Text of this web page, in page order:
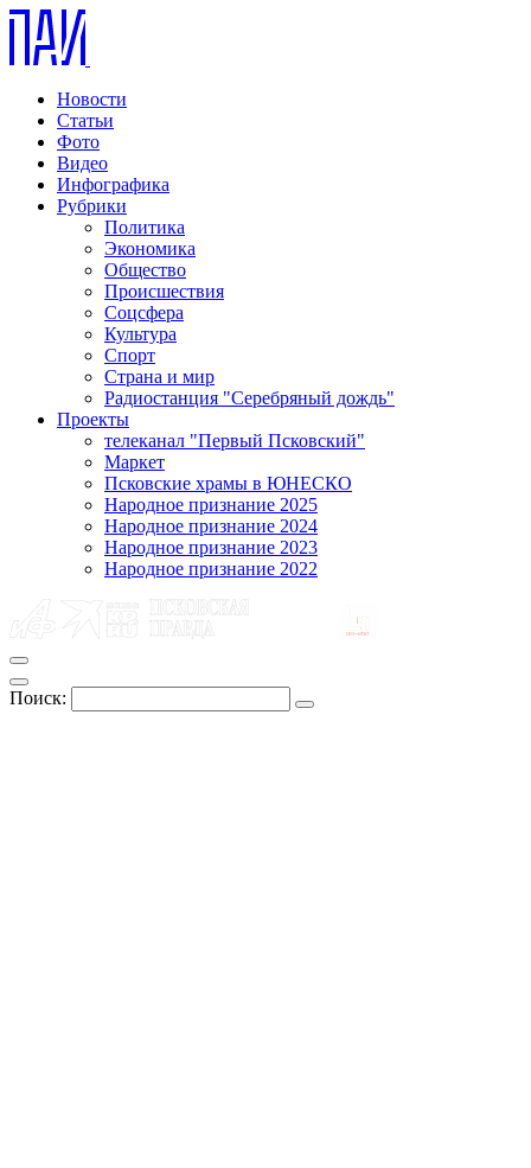
Новости
Статьи
Фото
Видео
Инфографика
Рубрики
Политика
Экономика
Общество
Происшествия
Соцсфера
Культура
Спорт
Страна и мир
Радиостанция "Серебряный дождь"
Проекты
телеканал "Первый Псковский"
Маркет
Псковские храмы в ЮНЕСКО
Народное признание 2025
Народное признание 2024
Народное признание 2023
Народное признание 2022
Поиск: